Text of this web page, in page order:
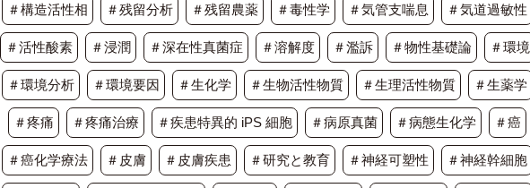
＃構造活性相 ＃残留分析 ＃残留農薬 ＃毒性学 ＃気管支喘息 ＃気道過敏性
＃活性酸素 ＃浸潤 ＃深在性真菌症 ＃溶解度 ＃濫訴 ＃物性基礎論 ＃環境
＃環境分析 ＃環境要因 ＃生化学 ＃生物活性物質 ＃生理活性物質 ＃生薬学
＃疼痛 ＃疼痛治療 ＃疾患特異的 iPS 細胞 ＃病原真菌 ＃病態生化学 ＃癌
＃癌化学療法 ＃皮膚 ＃皮膚疾患 ＃研究と教育 ＃神経可塑性 ＃神経幹細胞